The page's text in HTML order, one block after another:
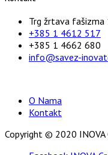
Trg žrtava fašizma
+385 1 4612 517
+385 1 4662 680
info@savez-
O Nama
Kontakt
Copyright © 2020 INOVA